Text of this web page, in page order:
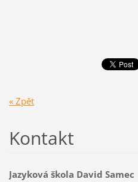
« Zpět
Kontakt
Jazyková škola David Samec